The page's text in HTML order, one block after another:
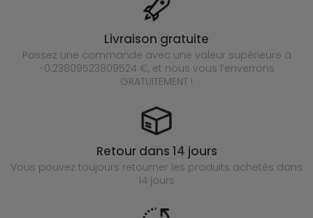
Livraison gratuite
Passez une commande avec une valeur supérieure à
-0.23809523809524 €, et nous vous l’enverrons
GRATUITEMENT !
Retour dans 14 jours
Vous pouvez toujours retourner les produits achetés dans
14 jours